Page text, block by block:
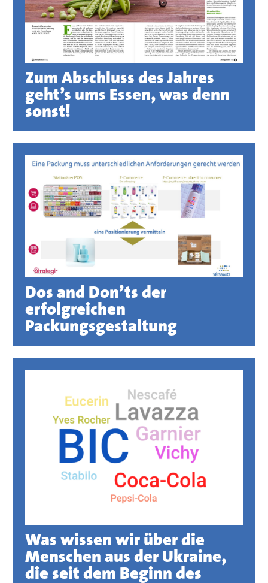
Zum Abschluss des Jahres
geht’s ums Essen, was denn
sonst!
Dos and Don’ts der
erfolgreichen
Packungsgestaltung
Was wissen wir über die
Menschen aus der Ukraine,
die seit dem Beginn des